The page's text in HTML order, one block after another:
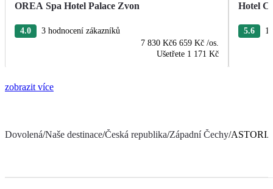
OREA Spa Hotel Palace Zvon
4.0
3 hodnocení zákazníků
7 830 Kč6 659 Kč /os.
Ušetřete 1 171 Kč
Hotel
5.6
zobrazit více
Dovolená/Naše destinace/Česká republika/Západní Čechy/